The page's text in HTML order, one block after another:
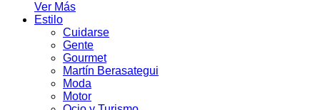
Ver Más
Estilo
Cuidarse
Gente
Gourmet
Martín Berasategui
Moda
Motor